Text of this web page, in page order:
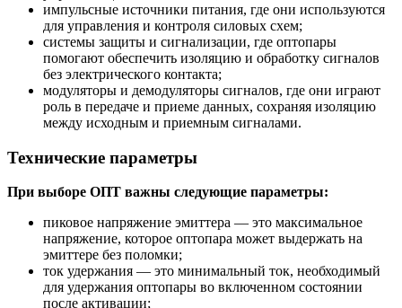
импульсные источники питания, где они используются
для управления и контроля силовых схем;
системы защиты и сигнализации, где оптопары
помогают обеспечить изоляцию и обработку сигналов
без электрического контакта;
модуляторы и демодуляторы сигналов, где они играют
роль в передаче и приеме данных, сохраняя изоляцию
между исходным и приемным сигналами.
Технические параметры
При выборе ОПТ важны следующие параметры:
пиковое напряжение эмиттера — это максимальное
напряжение, которое оптопара может выдержать на
эмиттере без поломки;
ток удержания — это минимальный ток, необходимый
для удержания оптопары во включенном состоянии
после активации;